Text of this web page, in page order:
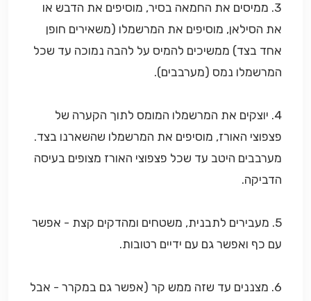
3. ממיסים את החמאה בסיר, מוסיפים את הדבש או
את הסילאן, מוסיפים את המרשמלו (משאירים חופן
אחד בצד) ממשיכים להמיס על להבה נמוכה עד שכל
המרשמלו נמס (מערבבים).
4. יוצקים את המרשמלו המומס לתוך הקערה של
פצפוצי האורז, מוסיפים את המרשמלו שהשארנו בצד.
מערבבים היטב עד שכל פצפוצי האורז מצופים בעיסה
הדביקה.
5. מעבירים לתבנית, משטחים ומהדקים קצת - אפשר
עם כף ואפשר גם עם ידיים רטובות.
6. מצננים עד שזה ממש קר (אפשר גם במקרר - אבל